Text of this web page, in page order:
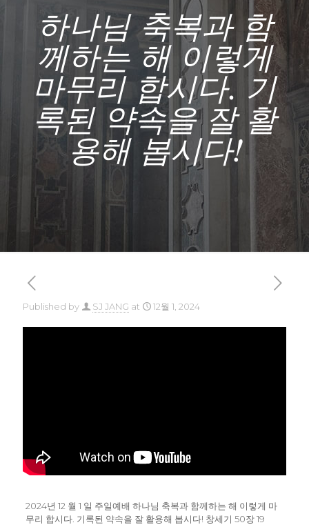
하나님 축복과 함
께하는 해 이렇게
마무리 합시다. 기
록된 약속을 잘 활
용해 봅시다!
Published by SJ JANG at 12월 1, 2024
2024년 12 월 1 일 주일예배 하나님 축복과 함께하는 해 이렇게 마
무리 합시다. 기록된 약속을 잘 활용해 봅시다! 창세기 50장 19